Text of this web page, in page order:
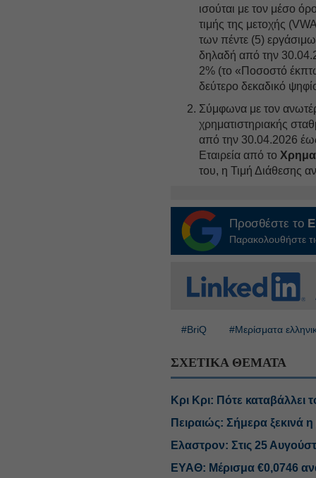
ισούται με τον μέσο
τιμής της μετοχής
των πέντε (5)
δηλαδή από την
2% (το «Ποσοστό
δεύτερο δεκαδικό
Σύμφωνα με τον
χρηματιστηριακής
από την 30.04.2026
Εταιρεία από το
του, η Τιμή Διάθεσης
Προσθέστε το
Παρακολουθήστε
#BriQ #Μερίσματα
ΣΧΕΤΙΚΑ ΘΕΜΑΤΑ
Κρι Κρι: Πότε καταβάλλει
Πειραιώς: Σήμερα ξεκινά
Ελαστρον: Στις 25
ΕΥΑΘ: Μέρισμα €0,0746